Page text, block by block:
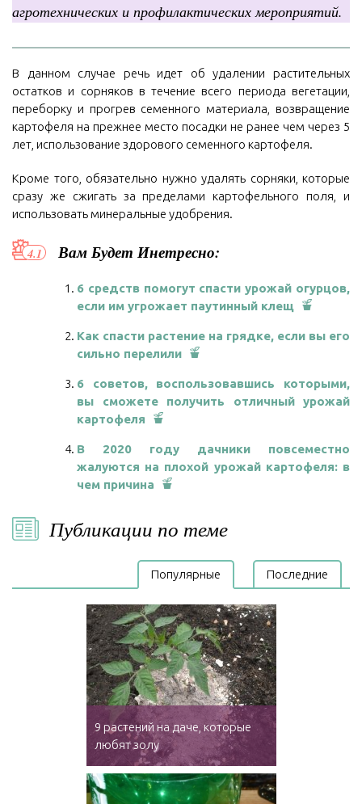
агротехнических и профилактических мероприятий.
В данном случае речь идет об удалении растительных
остатков и сорняков в течение всего периода вегетации,
переборку и прогрев семенного материала, возвращение
картофеля на прежнее место посадки не ранее чем через 5
лет, использование здорового семенного картофеля.
Кроме того, обязательно нужно удалять сорняки, которые
сразу же сжигать за пределами картофельного поля, и
использовать минеральные удобрения.
Вам Будет Инетресно:
6 средств помогут спасти урожай огурцов,
если им угрожает паутинный клещ
Как спасти растение на грядке, если вы его
сильно перелили
6 советов, воспользовавшись которыми,
вы сможете получить отличный урожай
картофеля
В 2020 году дачники повсеместно
жалуются на плохой урожай картофеля: в
чем причина
Публикации по теме
Популярные Последние
9 растений на даче, которые
любят золу